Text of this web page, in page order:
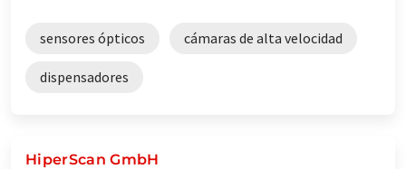
sensores ópticos cámaras de alta velocidad
dispensadores
HiperScan GmbH